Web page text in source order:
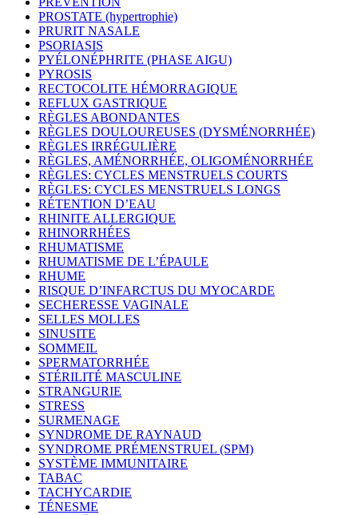
PROSTATE (hypertrophie)
PRURIT NASALE
PSORIASIS
PYÉLONÉPHRITE (PHASE AIGU)
PYROSIS
RECTOCOLITE HÉMORRAGIQUE
REFLUX GASTRIQUE
RÈGLES ABONDANTES
RÈGLES DOULOUREUSES (DYSMÉNORRHÉE)
RÈGLES IRRÉGULIÈRE
RÈGLES, AMÉNORRHÉE, OLIGOMÉNORRHÉE
RÈGLES: CYCLES MENSTRUELS COURTS
RÈGLES: CYCLES MENSTRUELS LONGS
RÉTENTION D’EAU
RHINITE ALLERGIQUE
RHINORRHÉES
RHUMATISME
RHUMATISME DE L’ÉPAULE
RHUME
RISQUE D’INFARCTUS DU MYOCARDE
SECHERESSE VAGINALE
SELLES MOLLES
SINUSITE
SOMMEIL
SPERMATORRHÉE
STÉRILITÉ MASCULINE
STRANGURIE
STRESS
SURMENAGE
SYNDROME DE RAYNAUD
SYNDROME PRÉMENSTRUEL (SPM)
SYSTÈME IMMUNITAIRE
TABAC
TACHYCARDIE
TÉNESME